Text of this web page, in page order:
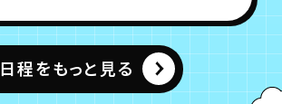
日程をもっと見る